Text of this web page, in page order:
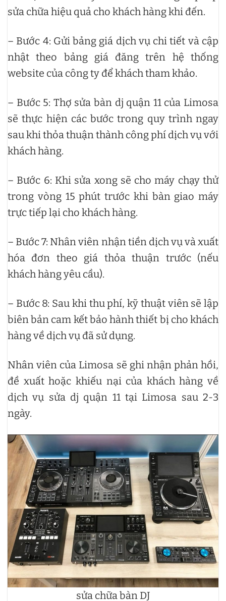
sửa chữa hiệu quả cho khách hàng khi đến.
– Bước 4: Gửi bảng giá dịch vụ chi tiết và cập
nhật theo bảng giá đăng trên hệ thống
website của công ty để khách tham khảo.
– Bước 5: Thợ sửa bàn dj quận 11 của Limosa
sẽ thực hiện các bước trong quy trình ngay
sau khi thỏa thuận thành công phí dịch vụ với
khách hàng.
– Bước 6: Khi sửa xong sẽ cho máy chạy thử
trong vòng 15 phút trước khi bàn giao máy
trực tiếp lại cho khách hàng.
– Bước 7: Nhân viên nhận tiền dịch vụ và xuất
hóa đơn theo giá thỏa thuận trước (nếu
khách hàng yêu cầu).
– Bước 8: Sau khi thu phí, kỹ thuật viên sẽ lập
biên bản cam kết bảo hành thiết bị cho khách
hàng về dịch vụ đã sử dụng.
Nhân viên của Limosa sẽ ghi nhận phản hồi,
đề xuất hoặc khiếu nại của khách hàng về
dịch vụ sửa dj quận 11 tại Limosa sau 2-3
ngày.
sửa chữa bàn DJ